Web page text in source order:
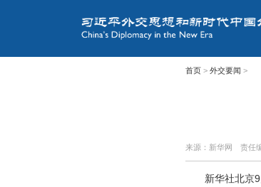
首页> 外交要闻 >
来源：新华网 责任
新华社北京